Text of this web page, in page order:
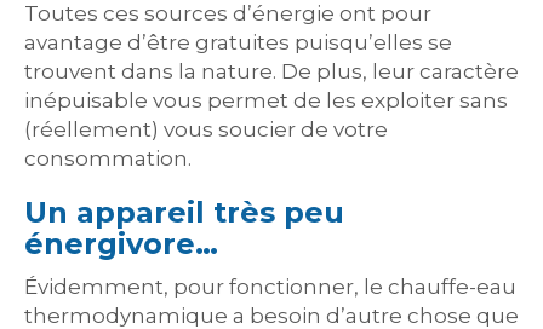
Toutes ces sources d’énergie ont pour
avantage d’être gratuites puisqu’elles se
trouvent dans la nature. De plus, leur caractère
inépuisable vous permet de les exploiter sans
(réellement) vous soucier de votre
consommation.
Un appareil très peu
énergivore…
Évidemment, pour fonctionner, le chauffe-eau
thermodynamique a besoin d’autre chose que